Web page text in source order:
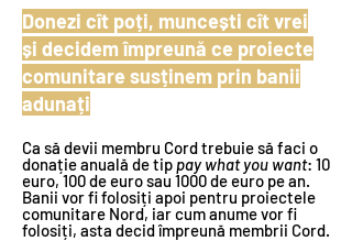
Donezi cît poți, muncești cît vrei
și decidem împreună ce proiecte
comunitare susținem prin banii
adunați
Ca să devii membru Cord trebuie să faci o
donație anuală de tip pay what you want: 10
euro, 100 de euro sau 1000 de euro pe an.
Banii vor fi folosiți apoi pentru proiectele
comunitare Nord, iar cum anume vor fi
folosiți, asta decid împreună membrii Cord.